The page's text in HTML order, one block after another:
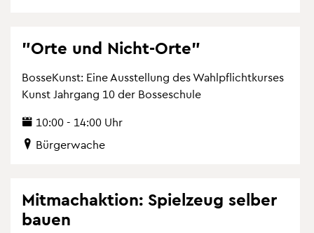
"Orte und Nicht-Orte"
Bos­se­Kunst: Eine Aus­stel­lung des Wahl­pflicht­kur­ses
Kunst Jahr­gang 10 der Bos­se­schu­le
10:00 - 14:00 Uhr
Bür­ger­wa­che
Mit­mach­ak­ti­on: Spiel­zeug sel­ber
bauen